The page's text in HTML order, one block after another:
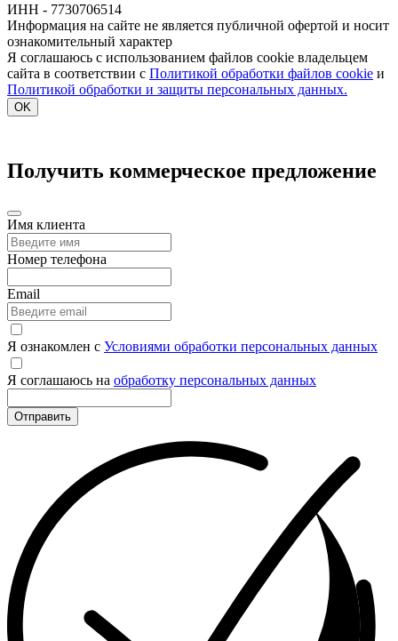
ИНН - 7730706514
Информация на сайте не является публичной офертой и носит
ознакомительный характер
Я соглашаюсь с использованием файлов cookie владельцем
сайта в соответствии с Политикой обработки файлов cookie и
Политикой обработки и защиты персональных данных.
OK
Получить коммерческое предложение
Имя клиента
Номер телефона
Email
Я ознакомлен с Условиями обработки персональных данных
Я соглашаюсь на обработку персональных данных
Отправить